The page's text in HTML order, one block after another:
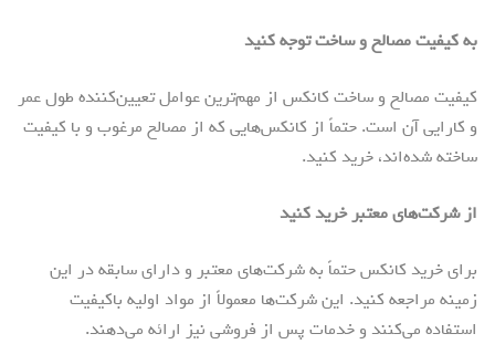
به کیفیت مصالح و ساخت توجه کنید
کیفیت مصالح و ساخت کانکس از مهم‌ترین عوامل تعیین‌کننده طول عمر
و کارایی آن است. حتماً از کانکس‌هایی که از مصالح مرغوب و با کیفیت
ساخته شده‌اند، خرید کنید.
از شرکت‌های معتبر خرید کنید
برای خرید کانکس حتماً به شرکت‌های معتبر و دارای سابقه در این
زمینه مراجعه کنید. این شرکت‌ها معمولاً از مواد اولیه باکیفیت
استفاده می‌کنند و خدمات پس از فروشی نیز ارائه می‌دهند.